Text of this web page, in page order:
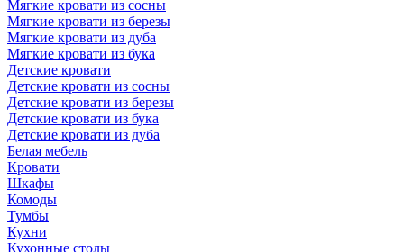
Мягкие кровати из сосны
Мягкие кровати из березы
Мягкие кровати из дуба
Мягкие кровати из бука
Детские кровати
Детские кровати из сосны
Детские кровати из березы
Детские кровати из бука
Детские кровати из дуба
Белая мебель
Кровати
Шкафы
Комоды
Тумбы
Кухни
Кухонные столы